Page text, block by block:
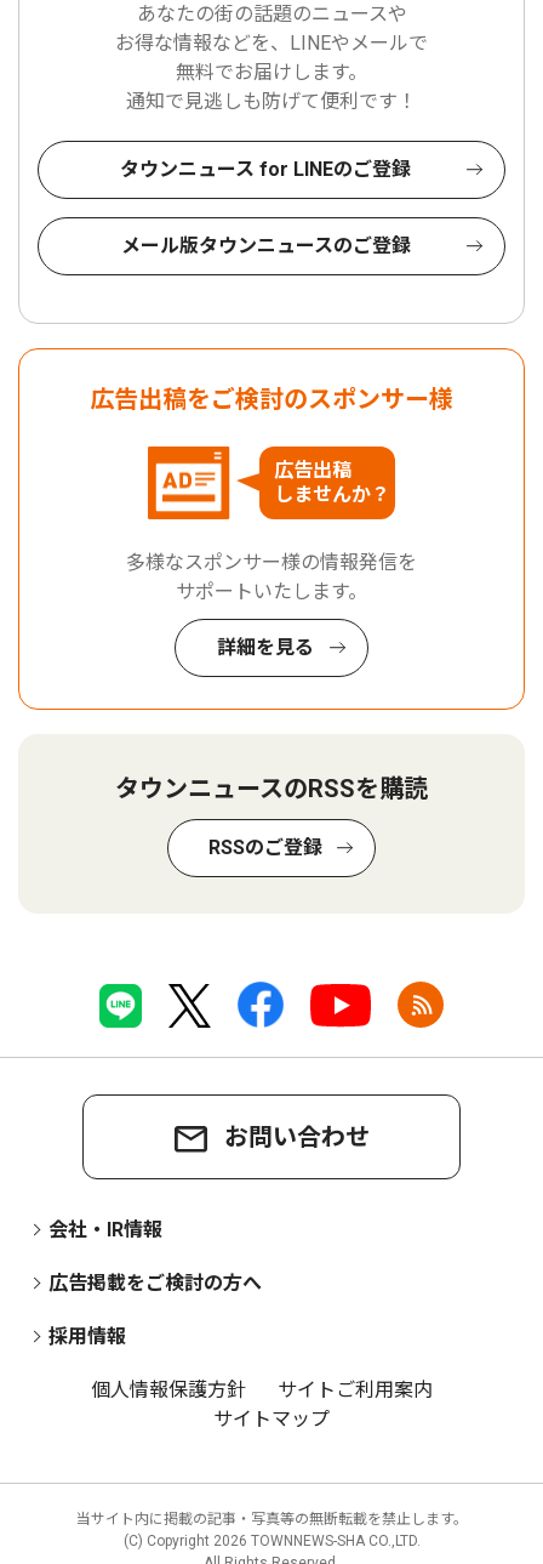
あなたの街の話題のニュースや
お得な情報などを、LINEやメールで
無料でお届けします。
通知で見逃しも防げて便利です！
タウンニュース for LINEのご登録
メール版タウンニュースのご登録
広告出稿をご検討のスポンサー様
広告出稿
しませんか？
多様なスポンサー様の情報発信を
サポートいたします。
詳細を見る
タウンニュースのRSSを購読
RSSのご登録
お問い合わせ
会社・IR情報
広告掲載をご検討の方へ
採用情報
個人情報保護方針
サイトご利用案内
サイトマップ
当サイト内に掲載の記事・写真等の無断転載を禁止します。
(C) Copyright 2026 TOWNNEWS-SHA CO.,LTD.